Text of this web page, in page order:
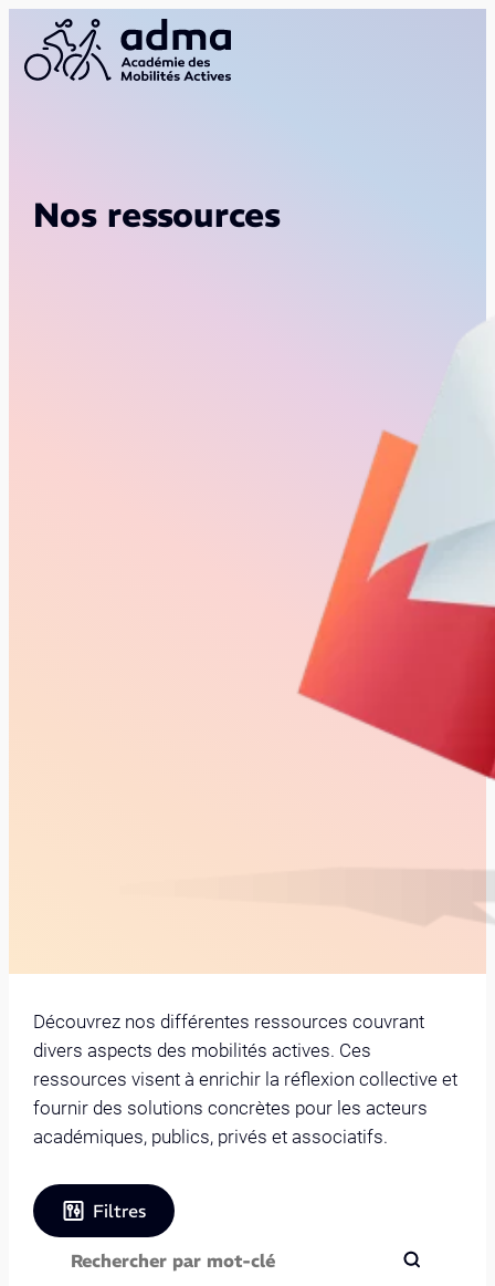
Nos ressources
Découvrez nos différentes ressources couvrant
divers aspects des mobilités actives. Ces
ressources visent à enrichir la réflexion collective et
fournir des solutions concrètes pour les acteurs
académiques, publics, privés et associatifs.
Filtres